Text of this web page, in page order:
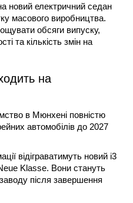
новий електричний седан
масового виробництва.
обсяги випуску,
та кількість змін на
на
в Мюнхені повністю
автомобілів до 2027
відіграватимуть новий i3
Klasse. Вони стануть
після завершення